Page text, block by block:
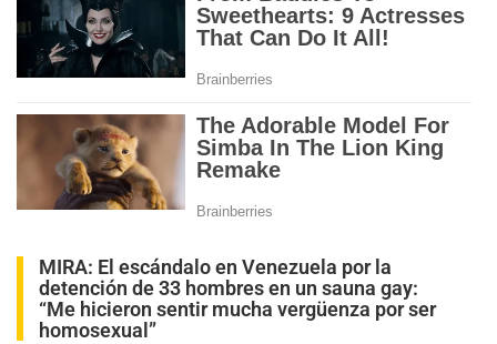
MIRA: El escándalo en Venezuela por la
detención de 33 hombres en un sauna gay:
“Me hicieron sentir mucha vergüenza por ser
homosexual”